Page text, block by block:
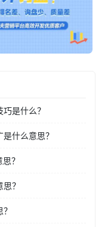
是什么？
什么意思？
？
？